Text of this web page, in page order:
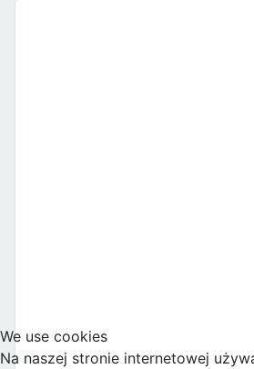
We use cookies
Na naszej stronie internetowej